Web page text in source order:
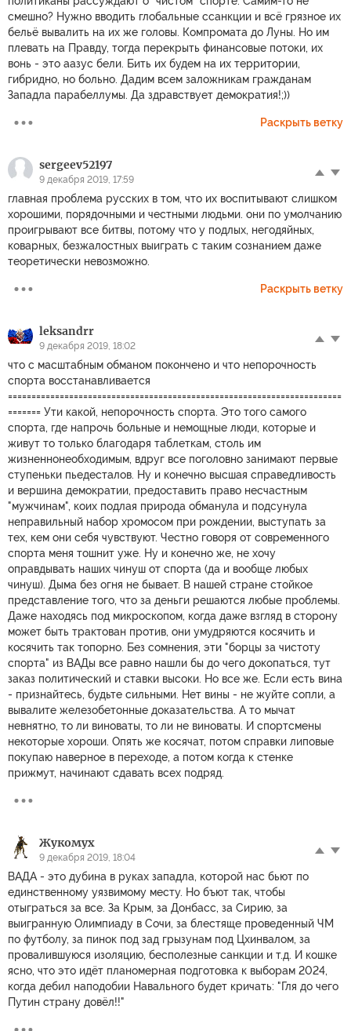
смешно? Нужно вводить глобальные ссанкции и всё грязное их
бельё вывалить на их же головы. Компромата до Луны. Но им
плевать на Правду, тогда перекрыть финансовые потоки, их
вонь - это аазус бели. Бить их будем на их территории,
гибридно, но больно. Дадим всем заложникам гражданам
Западла парабеллумы. Да здравствует демократия!;))
Раскрыть ветку
sergeev52197
9 декабря 2019, 17:59
главная проблема русских в том, что их воспитывают слишком
хорошими, порядочными и честными людьми. они по умолчанию
проигрывают все битвы, потому что у подлых, негодяйных,
коварных, безжалостных выиграть с таким сознанием даже
теоретически невозможно.
Раскрыть ветку
leksandrr
9 декабря 2019, 18:02
что с масштабным обманом покончено и что непорочность
спорта восстанавливается
=======================================================================
======= Ути какой, непорочность спорта. Это того самого
спорта, где напрочь больные и немощные люди, которые и
живут то только благодаря таблеткам, столь им
жизненнонеобходимым, вдруг все поголовно занимают первые
ступеньки пьедесталов. Ну и конечно высшая справедливость
и вершина демократии, предоставить право несчастным
"мужчинам", коих подлая природа обманула и подсунула
неправильный набор хромосом при рождении, выступать за
тех, кем они себя чувствуют. Честно говоря от современного
спорта меня тошнит уже. Ну и конечно же, не хочу
оправдывать наших чинуш от спорта (да и вообще любых
чинуш). Дыма без огня не бывает. В нашей стране стойкое
представление того, что за деньги решаются любые проблемы.
Даже находясь под микроскопом, когда даже взгляд в сторону
может быть трактован против, они умудряются косячить и
косячить так топорно. Без сомнения, эти "борцы за чистоту
спорта" из ВАДы все равно нашли бы до чего докопаться, тут
заказ политический и ставки высоки. Но все же. Если есть вина
- признайтесь, будьте сильными. Нет вины - не жуйте сопли, а
вывалите железобетонные доказательства. А то мычат
невнятно, то ли виноваты, то ли не виноваты. И спортсмены
некоторые хороши. Опять же косячат, потом справки липовые
покупаю наверное в переходе, а потом когда к стенке
прижмут, начинают сдавать всех подряд.
Жукомух
9 декабря 2019, 18:04
ВАДА - это дубина в руках западла, которой нас бьют по
единственному уязвимому месту. Но бъют так, чтобы
отыграться за все. За Крым, за Донбасс, за Сирию, за
выигранную Олимпиаду в Сочи, за блестяще проведенный ЧМ
по футболу, за пинок под зад грызунам под Цхинвалом, за
провалившуюся изоляцию, бесполезные санкции и т.д. И кошке
ясно, что это идёт планомерная подготовка к выборам 2024,
когда дебил наподобии Навального будет кричать: "Гля до чего
Путин страну довёл!!"